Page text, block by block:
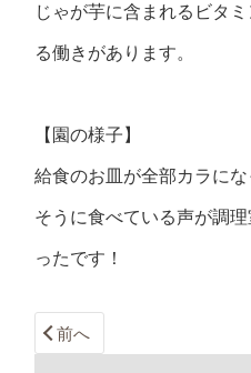
じゃが芋に含まれるビタ
る働きがあります。
【園の様子】
給食のお皿が全部カラに
そうに食べている声が調
ったです！
前へ